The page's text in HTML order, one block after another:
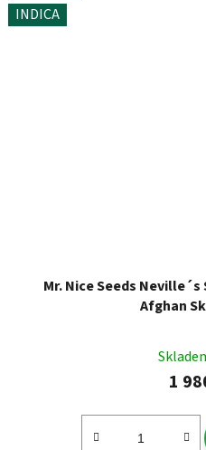
INDICA
Mr. Nice Seeds
Afghan
1